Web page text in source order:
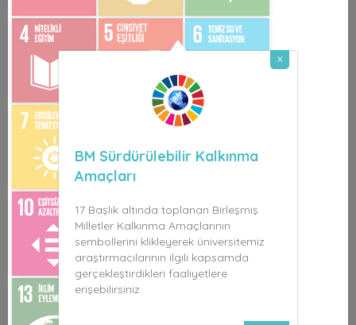
x
BM Sürdürülebilir Kalkınma
Amaçları
17 Başlık altında toplanan Birleşmiş
Milletler Kalkınma Amaçlarının
sembollerini klikleyerek üniversitemiz
araştırmacılarının ilgili kapsamda
gerçekleştirdikleri faaliyetlere
erişebilirsiniz.